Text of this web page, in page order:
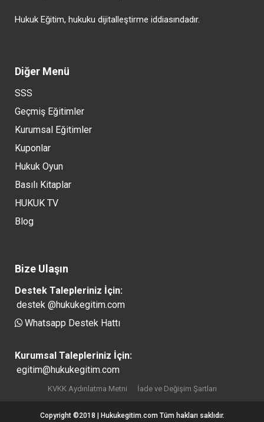
Hukuk Eğitim, hukuku dijitalleştirme iddiasındadır.
Diğer Menü
SSS
Geçmiş Eğitimler
Kurumsal Eğitimler
Kuponlar
Hukuk Oyun
Basılı Kitaplar
HUKUK TV
Blog
Bize Ulaşın
Destek Talepleriniz İçin:
destek @hukukegitim.com
Whatsapp Destek Hattı
Kurumsal Talepleriniz İçin:
egitim@hukukegitim.com
KVKK Aydınlatma Metni İade ve Değişim Şartları
Copyright ©2018 | Hukukegitim.com Tüm hakları saklıdır.